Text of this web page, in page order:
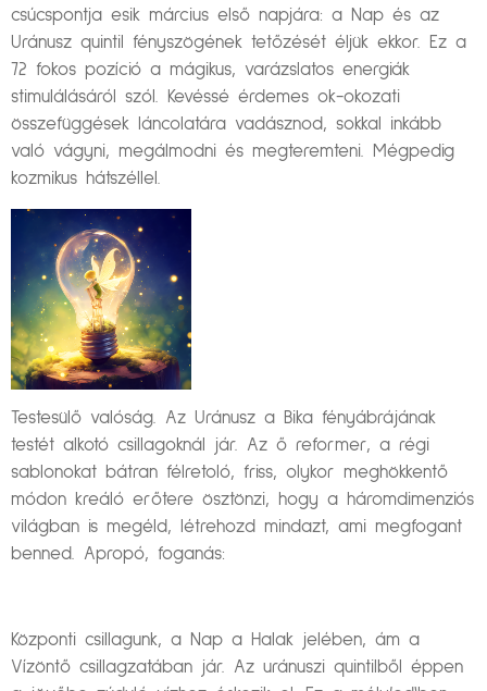
csúcspontja esik március első napjára: a Nap és az
Uránusz quintil fényszögének tetőzését éljük ekkor. Ez a
72 fokos pozíció a mágikus, varázslatos energiák
stimulálásáról szól. Kevéssé érdemes ok-okozati
összefüggések láncolatára vadásznod, sokkal inkább
való vágyni, megálmodni és megteremteni. Mégpedig
kozmikus hátszéllel.
Testesülő valóság. Az Uránusz a Bika fényábrájának
testét alkotó csillagoknál jár. Az ő reformer, a régi
sablonokat bátran félretoló, friss, olykor meghökkentő
módon kreáló erőtere ösztönzi, hogy a háromdimenziós
világban is megéld, létrehozd mindazt, ami megfogant
benned. Apropó, foganás:
Központi csillagunk, a Nap a Halak jelében, ám a
Vízöntő csillagzatában jár. Az uránuszi quintilből éppen